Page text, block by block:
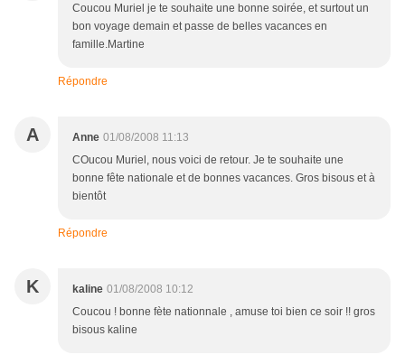
Coucou Muriel je te souhaite une bonne soirée, et surtout un
bon voyage demain et passe de belles vacances en
famille.Martine
Répondre
A Anne 01/08/2008 11:13
COucou Muriel, nous voici de retour. Je te souhaite une
bonne fête nationale et de bonnes vacances. Gros bisous et à
bientôt
Répondre
K kaline 01/08/2008 10:12
Coucou ! bonne fète nationnale , amuse toi bien ce soir !! gros
bisous kaline